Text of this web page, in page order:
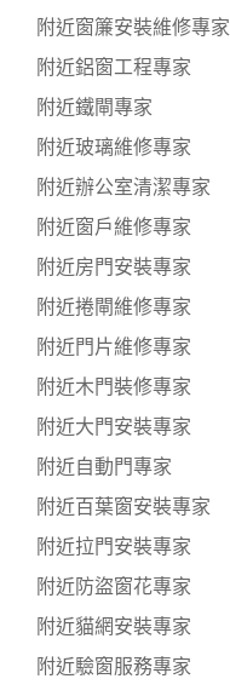
附近窗簾安裝維修專家
附近鋁窗工程專家
附近鐵閘專家
附近玻璃維修專家
附近辦公室清潔專家
附近窗戶維修專家
附近房門安裝專家
附近捲閘維修專家
附近門片維修專家
附近木門裝修專家
附近大門安裝專家
附近自動門專家
附近百葉窗安裝專家
附近拉門安裝專家
附近防盜窗花專家
附近貓網安裝專家
附近驗窗服務專家